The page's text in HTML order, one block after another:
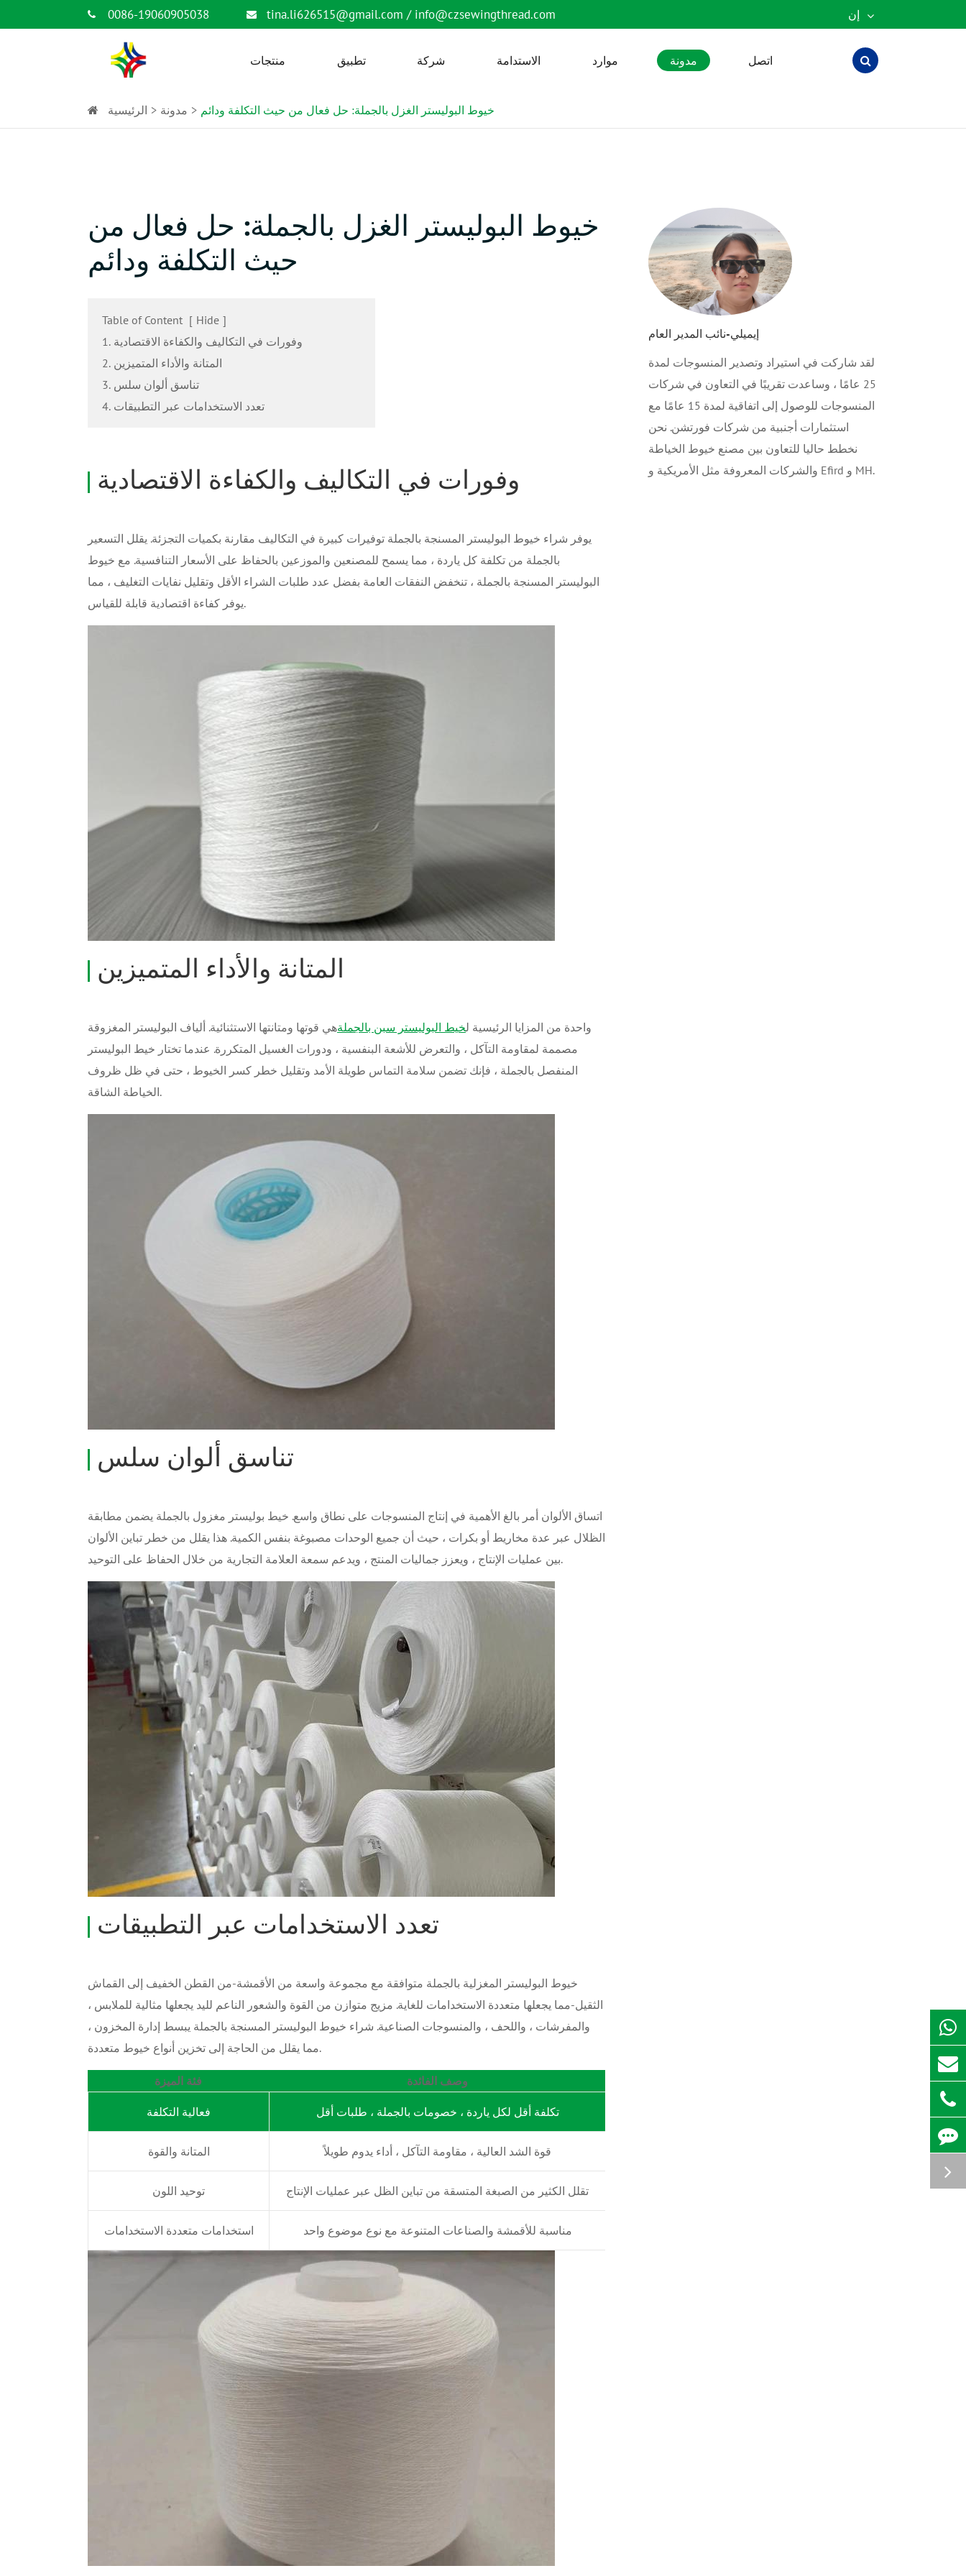
0086-19060905038 tina.li626515@gmail.com / info@czsewingthread.com
Türkçe
منتجات تطبيق شركة الاستدامة موارد مدونة اتصل
الرئيسية مدونة خيوط البوليستر الغزل بالجملة: حل فعال من حيث التكلفة ودائم
خيوط البوليستر الغزل بالجملة: حل فعال من
حيث التكلفة ودائم
Table of Content [ Hide ]
1. وفورات في التكاليف والكفاءة الاقتصادية
2. المتانة والأداء المتميزين
3. تناسق ألوان سلس
4. تعدد الاستخدامات عبر التطبيقات
وفورات في التكاليف والكفاءة الاقتصادية
يوفر شراء خيوط البوليستر المسنجة بالجملة توفيرات كبيرة في التكاليف مقارنة بكميات التجزئة. يقلل التسعير
بالجملة من تكلفة كل ياردة ، مما يسمح للمصنعين والموزعين بالحفاظ على الأسعار التنافسية. مع خيوط
البوليستر المسنجة بالجملة ، تنخفض النفقات العامة بفضل عدد طلبات الشراء الأقل وتقليل نفايات التغليف ، مما
يوفر كفاءة اقتصادية قابلة للقياس.
المتانة والأداء المتميزين
واحدة من المزايا الرئيسية لخيط البوليستر سبن بالجملةهي قوتها ومتانتها الاستثنائية. ألياف البوليستر المغزوقة
مصممة لمقاومة التآكل ، والتعرض للأشعة البنفسية ، ودورات الغسيل المتكررة. عندما تختار خيط البوليستر
المنفصل بالجملة ، فإنك تضمن سلامة التماس طويلة الأمد وتقليل خطر كسر الخيوط ، حتى في ظل ظروف
الخياطة الشاقة.
تناسق ألوان سلس
اتساق الألوان أمر بالغ الأهمية في إنتاج المنسوجات على نطاق واسع. خيط بوليستر مغزول بالجملة يضمن مطابقة
الظلال عبر عدة مخاريط أو بكرات ، حيث أن جميع الوحدات مصبوغة بنفس الكمية. هذا يقلل من خطر تباين الألوان
بين عمليات الإنتاج ، ويعزز جماليات المنتج ، ويدعم سمعة العلامة التجارية من خلال الحفاظ على التوحيد.
تعدد الاستخدامات عبر التطبيقات
خيوط البوليستر المغزلية بالجملة متوافقة مع مجموعة واسعة من الأقمشة-من القطن الخفيف إلى القماش
الثقيل-مما يجعلها متعددة الاستخدامات للغاية. مزيج متوازن من القوة والشعور الناعم لليد يجعلها مثالية للملابس ،
والمفرشات ، واللحف ، والمنسوجات الصناعية. شراء خيوط البوليستر المسنجة بالجملة يبسط إدارة المخزون ،
مما يقلل من الحاجة إلى تخزين أنواع خيوط متعددة.
فئة الميزة وصف الفائدة
فعالية التكلفة تكلفة أقل لكل ياردة ، خصومات بالجملة ، طلبات أقل
المتانة والقوة قوة الشد العالية ، مقاومة التآكل ، أداء يدوم طويلاً
توحيد اللون تقلل الكثير من الصبغة المتسقة من تباين الظل عبر عمليات الإنتاج
استخدامات متعددة الاستخدامات مناسبة للأقمشة والصناعات المتنوعة مع نوع موضوع واحد
إيميلي-نائب المدير العام
لقد شاركت في استيراد وتصدير المنسوجات لمدة
25 عامًا ، وساعدت تقريبًا في التعاون في شركات
المنسوجات للوصول إلى اتفاقية لمدة 15 عامًا مع
استثمارات أجنبية من شركات فورتشن. نحن
نخطط حاليا للتعاون بين مصنع خيوط الخياطة
والشركات المعروفة مثل الأمريكية و Efird و MH.